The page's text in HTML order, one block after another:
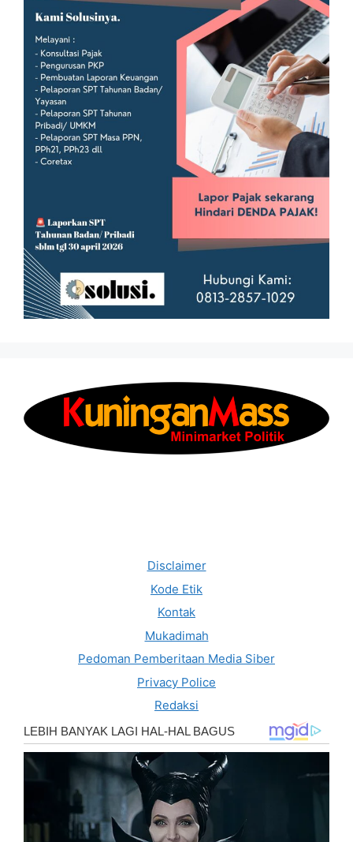
Disclaimer
Kode Etik
Kontak
Mukadimah
Pedoman Pemberitaan Media Siber
Privacy Police
Redaksi